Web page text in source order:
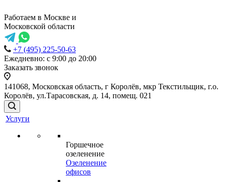
Работаем в Москве и
Московской области
+7 (495) 225-50-63
Ежедневно: с 9:00 до 20:00
Заказать звонок
141068, Московская область, г Королёв, мкр Текстильщик, г.о.
Королёв, ул.Тарасовская, д. 14, помещ. 021
Услуги
Горшечное
озеленение
Озеленение
офисов